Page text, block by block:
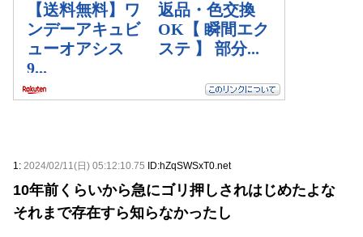
1: 2024/02/11(日) 05:12:10.75 ID:hZqSWSxT0.net
10年前くらいから急にゴリ押しされはじめたよな
それまで存在すら知らなかったし